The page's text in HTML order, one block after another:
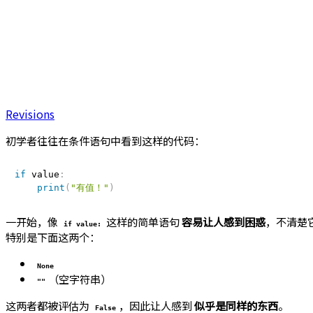
Revisions
初学者往往在条件语句中看到这样的代码：
if value :
print ( "有值！" )
一开始，像 if value: 这样的简单语句容易让人感到困惑，不清楚
特别是下面这两个：
None
""
（空字符串）
这两者都被评估为
False ，因此让人感到似乎是同样的东西。